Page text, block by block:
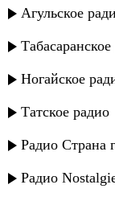
Агульское
Ногайское
Татское радио
Радио Страна
Радио
Пазилат
Пазилат